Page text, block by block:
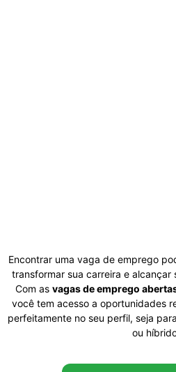
Encontrar uma vaga de emprego
transformar sua carreira e alcançar
Com as vagas de emprego
você tem acesso a oportunidades
perfeitamente no seu perfil, seja
ou